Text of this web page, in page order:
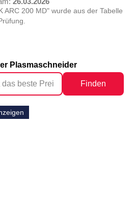
ARC 200 MD" wurde aus der Tabelle
Plasmaschneider
Finden